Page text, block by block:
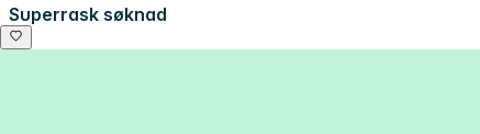
Superrask søknad